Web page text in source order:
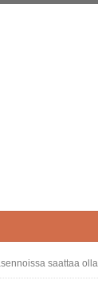
saattaa olla